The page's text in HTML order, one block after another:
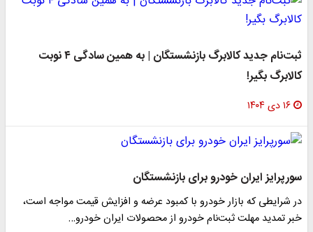
ثبت‌نام جدید کالابرگ بازنشستگان | به همین سادگی ۴ نوبت
کالابرگ بگیر!
۱۶ دی ۱۴۰۴
سورپرایز ایران خودرو برای بازنشستگان
در شرایطی که بازار خودرو با کمبود عرضه و افزایش قیمت مواجه است،
خبر تمدید مهلت ثبت‌نام خودرو از محصولات ایران خودرو…